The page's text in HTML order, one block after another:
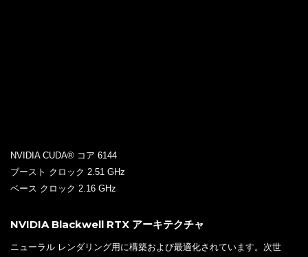
NVIDIA CUDA® コア 6144
ブースト クロック 2.51 GHz
ベース クロック 2.16 GHz
NVIDIA Blackwell RTX アーキテクチャ
ニューラル レンダリング用に構築および最適化されています。次世